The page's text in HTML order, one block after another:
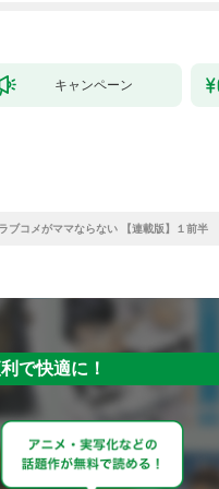
キャンペーン
ブコメがママならない 【連載版】１前半
で快適に！